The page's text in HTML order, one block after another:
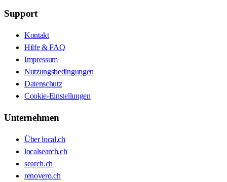
Support
Kontakt
Hilfe & FAQ
Impressum
Nutzungsbedingungen
Datenschutz
Cookie-Einstellungen
Unternehmen
Über local.ch
localsearch.ch
search.ch
renovero.ch